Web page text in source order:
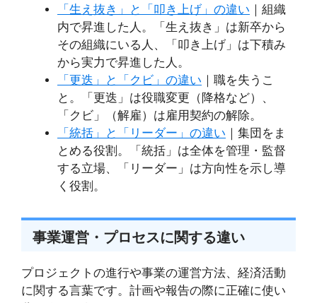
「生え抜き」と「叩き上げ」の違い ｜組織
内で昇進した人。「生え抜き」は新卒から
その組織にいる人、「叩き上げ」は下積み
から実力で昇進した人。
「更迭」と「クビ」の違い ｜職を失うこ
と。「更迭」は役職変更（降格など）、
「クビ」（解雇）は雇用契約の解除。
「統括」と「リーダー」の違い ｜集団をま
とめる役割。「統括」は全体を管理・監督
する立場、「リーダー」は方向性を示し導
く役割。
事業運営・プロセスに関する違い
プロジェクトの進行や事業の運営方法、経済活動
に関する言葉です。計画や報告の際に正確に使い